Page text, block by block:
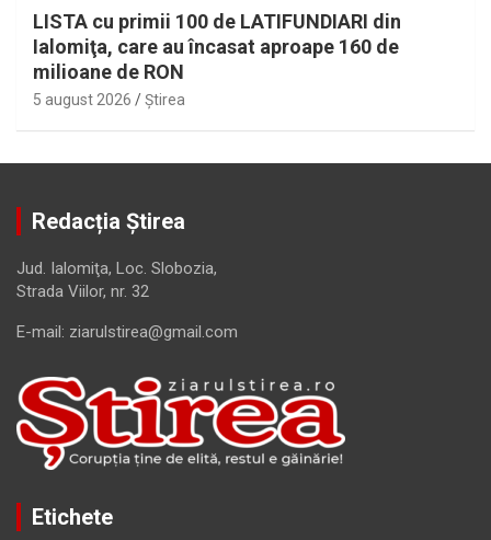
LISTA cu primii 100 de LATIFUNDIARI din
Ialomiţa, care au încasat aproape 160 de
milioane de RON
5 august 2026 Ştirea
Redacția Știrea
Jud. Ialomiţa, Loc. Slobozia,
Strada Viilor, nr. 32
E-mail: ziarulstirea@gmail.com
Etichete